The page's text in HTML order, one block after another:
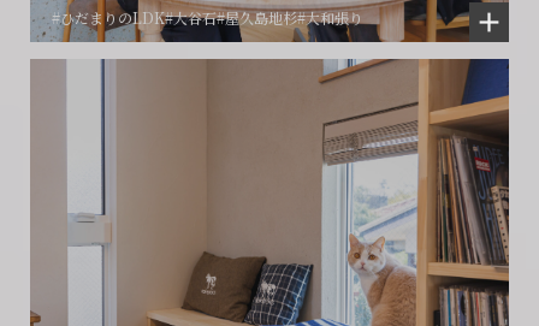
#ひだまりのLDK#大谷石#屋久島地杉#大和張り